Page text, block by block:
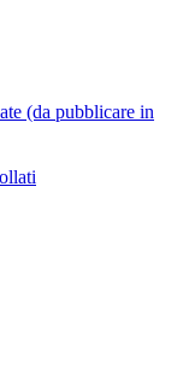
(da pubblicare in